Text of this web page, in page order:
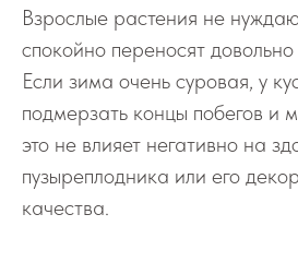
Взрослые растения не
спокойно переносят
Если зима очень суровая, у
подмерзать концы побегов и
это не влияет негативно на
пузыреплодника или его
качества.